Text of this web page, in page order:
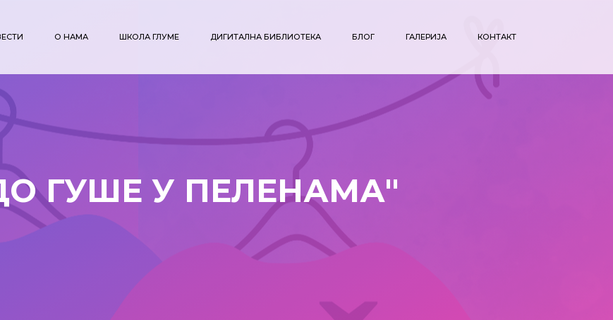
О НАМА ШКОЛА ГЛУМЕ ДИГИТАЛНА БИБЛИОТЕКА БЛОГ ГАЛЕРИЈА КОНТАКТ
ГУШЕ У ПЕЛЕНАМА"